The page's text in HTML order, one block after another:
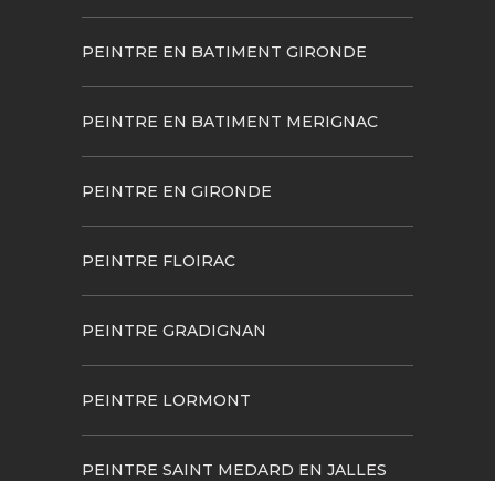
PEINTRE EN BATIMENT GIRONDE
PEINTRE EN BATIMENT MERIGNAC
PEINTRE EN GIRONDE
PEINTRE FLOIRAC
PEINTRE GRADIGNAN
PEINTRE LORMONT
PEINTRE SAINT MEDARD EN JALLES